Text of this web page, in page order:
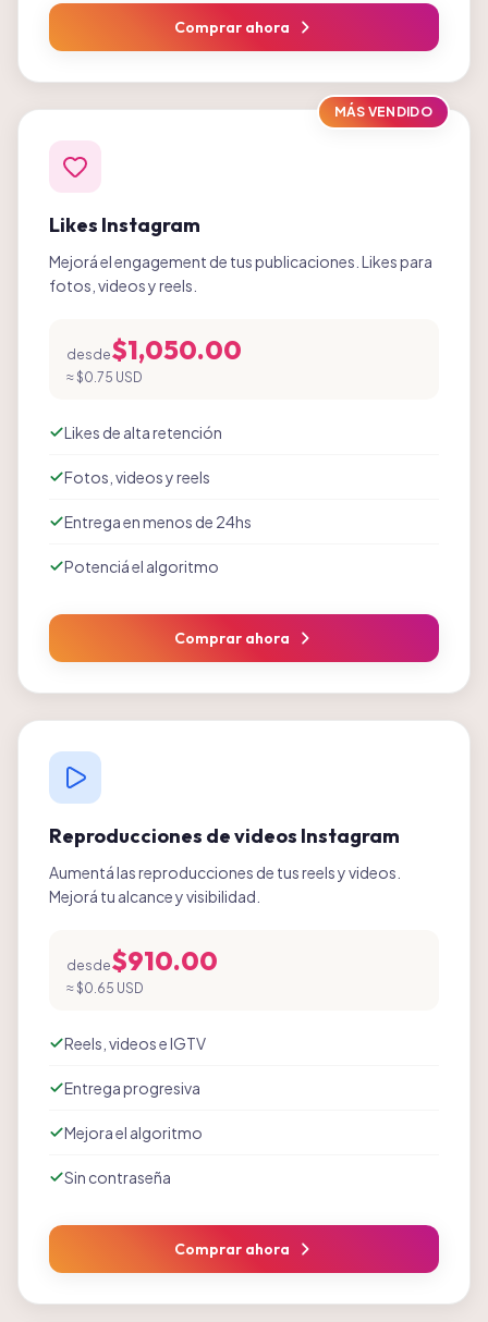
Comprar ahora
MÁS VENDIDO
Likes Instagram
Mejorá el engagement de tus publicaciones. Likes para
fotos, videos y reels.
desde$1,050.00
≈ $0.75 USD
Likes de alta retención
Fotos, videos y reels
Entrega en menos de 24hs
Potenciá el algoritmo
Comprar ahora
Reproducciones de videos Instagram
Aumentá las reproducciones de tus reels y videos.
Mejorá tu alcance y visibilidad.
desde$910.00
≈ $0.65 USD
Reels, videos e IGTV
Entrega progresiva
Mejora el algoritmo
Sin contraseña
Comprar ahora